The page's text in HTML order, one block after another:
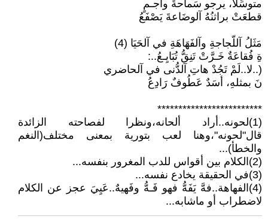
متوسِّلا، يرجو سَماحةَ واجـمٍ
قطعَتْ براثنُهُ آلوضَاعةَ يَصْفَعُ
مَثَلُ آللّجاجةِ وآلفَهَاهَةِ في آلحَيَا (4)
ةِ فُقاعَةٌ خَـرَّتْ تَنِقُّ تُبَايِـعُ..:
(..لا..لَمْ تَجُدْ هاتِ آلدُّنى في آلحاضري
نَ بمثلهِ، أسَدٌ عَطُوفٌ رَادِعُ
*************************
(1)لحونه..أراد ألحانه،ونظرا لفصاحته الزائدة
قال"لحونه"،وهنا لعب بتورية بمعنى مختلف(النغم
والخطأ)...
(2)الكلام بين أقواس للدب المغرور بنفسه...
(3)في الحقيقة يخادع نفسه...
(4)الفهاهة..فهَّ يَفَهُّ فهو فَـهُّ وفَهيهٌ..عَيِيَ عجز عن الكلام
لاضطراب أو ماشابه...